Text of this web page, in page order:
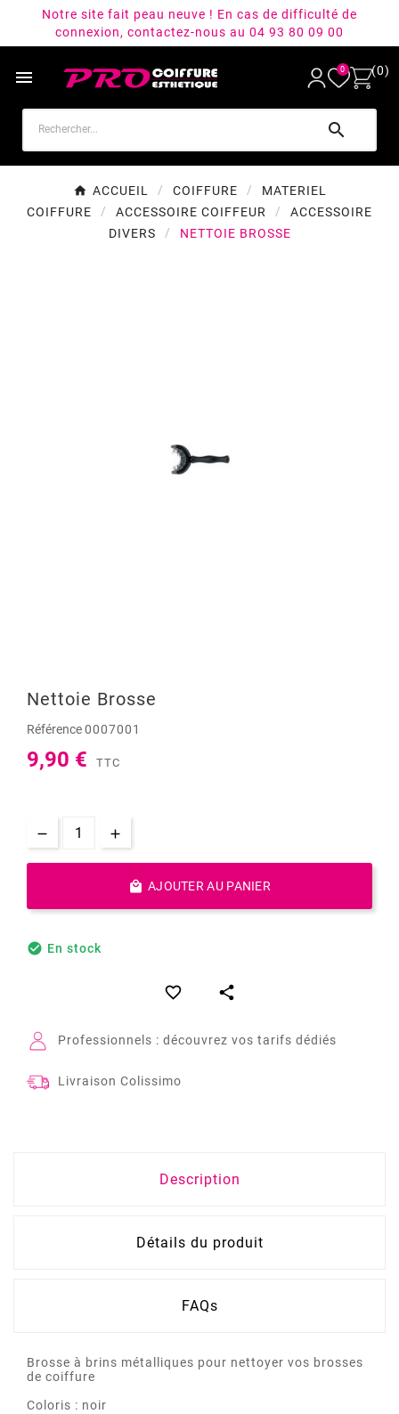
Notre site fait peau neuve ! En cas de difficulté de
connexion, contactez-nous au 04 93 80 09 00
 0 (0)

ACCUEIL COIFFURE
MATERIEL
COIFFURE
ACCESSOIRE COIFFEUR
ACCESSOIRE
DIVERS
NETTOIE BROSSE
Nettoie Brosse
Référence0007001
9,90 € TTC
 AJOUTER AU PANIER
 En stock
 
Professionnels : découvrez vos tarifs dédiés
Livraison Colissimo
Description
Détails du produit
FAQs
Brosse à brins métalliques pour nettoyer vos brosses
de coiffure
Coloris : noir